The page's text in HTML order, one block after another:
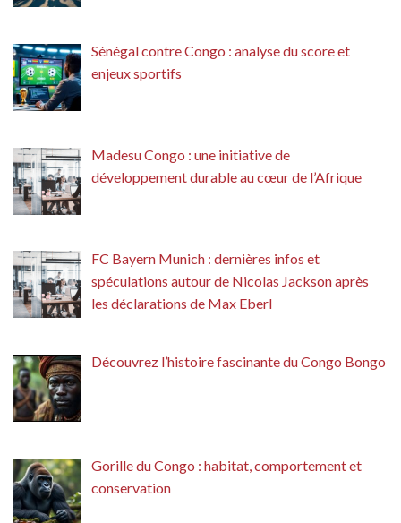
Sénégal contre Congo : analyse du score et
enjeux sportifs
Madesu Congo : une initiative de
développement durable au cœur de l’Afrique
FC Bayern Munich : dernières infos et
spéculations autour de Nicolas Jackson après
les déclarations de Max Eberl
Découvrez l’histoire fascinante du Congo Bongo
Gorille du Congo : habitat, comportement et
conservation